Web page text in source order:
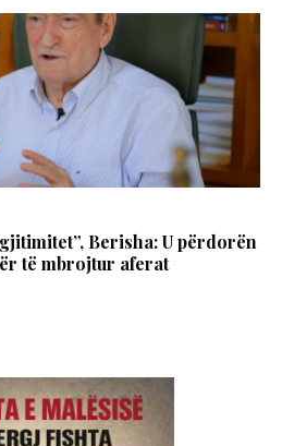
Berisha: U përdorën
të mbrojtur aferat